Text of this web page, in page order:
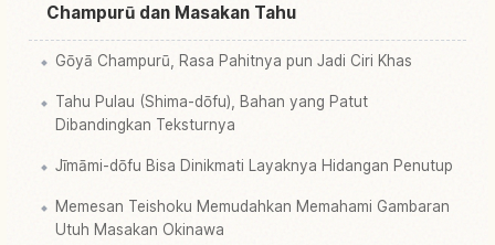
Champurū dan Masakan Tahu
Gōyā Champurū, Rasa Pahitnya pun Jadi Ciri Khas
Tahu Pulau (Shima-dōfu), Bahan yang Patut
Dibandingkan Teksturnya
Jīmāmi-dōfu Bisa Dinikmati Layaknya Hidangan Penutup
Memesan Teishoku Memudahkan Memahami Gambaran
Utuh Masakan Okinawa